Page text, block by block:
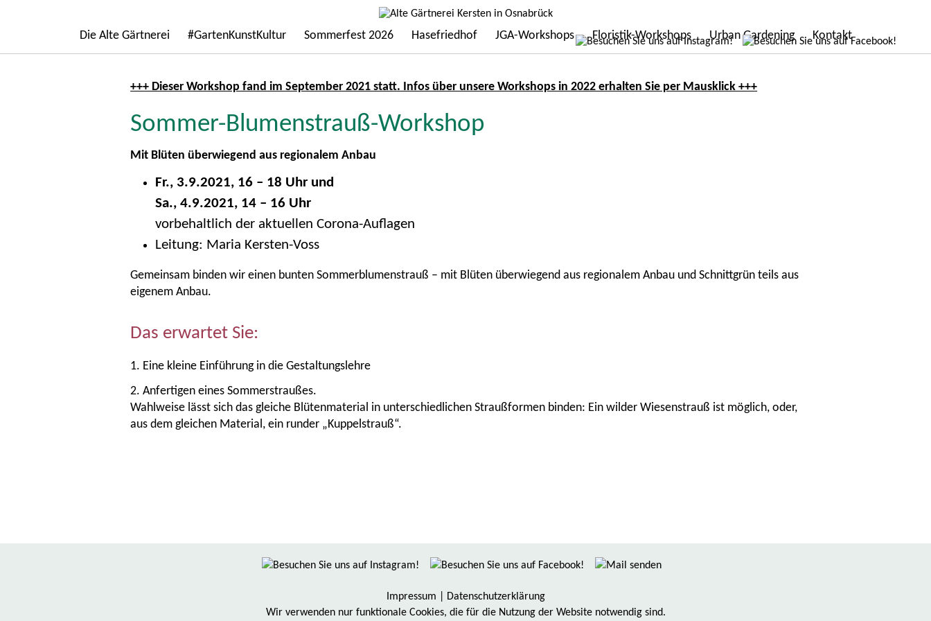
Die Alte Gärtnerei #GartenKunstKultur Sommerfest 2026 Hasefriedhof JGA-Workshops Floristik-Workshops Urban Gardening Kontakt
+++ Dieser Workshop fand im September 2021 statt. Infos über unsere Workshops in 2022 erhalten Sie per Mausklick +++
Sommer-Blumenstrauß-Workshop
Mit Blüten überwiegend aus regionalem Anbau
Fr., 3.9.2021, 16 – 18 Uhr und
Sa., 4.9.2021, 14 – 16 Uhr
vorbehaltlich der aktuellen Corona-Auflagen
Leitung: Maria Kersten-Voss
Gemeinsam binden wir einen bunten Sommerblumenstrauß – mit Blüten überwiegend aus regionalem Anbau und Schnittgrün teils aus
eigenem Anbau.
Das erwartet Sie:
1. Eine kleine Einführung in die Gestaltungslehre
2. Anfertigen eines Sommerstraußes.
Wahlweise lässt sich das gleiche Blütenmaterial in unterschiedlichen Straußformen binden: Ein wilder Wiesenstrauß ist möglich, oder,
aus dem gleichen Material, ein runder „Kuppelstrauß“.
Impressum
Datenschutzerklärung
Wir verwenden nur funktionale Cookies, die für die Nutzung der Website notwendig sind.